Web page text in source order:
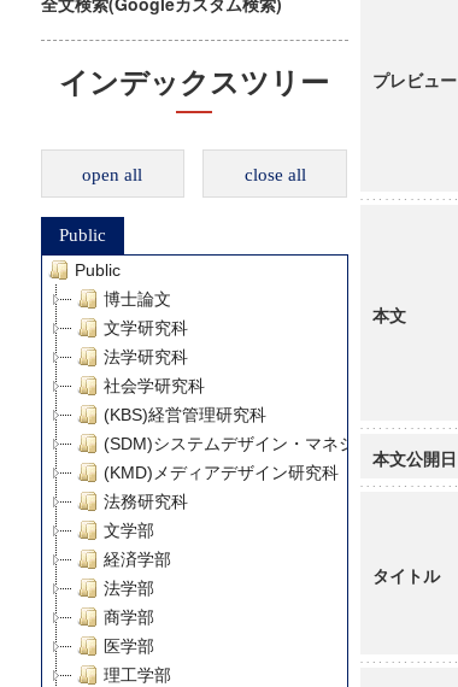
インデックスツリー
open all close all
Public
Public
博士論文
文学研究科
法学研究科
社会学研究科
(KBS)経営管理研究科
(SDM)システムデザイン・マネジメント研究科
(KMD)メディアデザイン研究科
法務研究科
文学部
経済学部
法学部
商学部
医学部
理工学部
プレビュー
本文
本文公開日
タイトル